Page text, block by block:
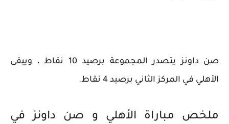
صن داونز يتصدر المجموعة برصيد 10 نقاط ، ويبقى
الأهلي في المركز الثاني برصيد 4 نقاط.
ملخص مباراة الأهلي و صن داونز في